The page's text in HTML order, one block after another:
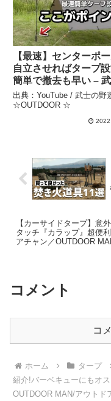
【最速】センターポ
自立させればタープ
簡単で撤去も早い –
野遊び☆OUTDOOR
出典：YouTube / 武士の野
☆OUTDOOR ☆
【カーサイドタープ】意
タッチ『カラップ』超便
アチャン／OUTDOOR
コメント
コ
ホーム タープ
紹介!バーベキューにもオ
OUTDOOR MAN/アウトド